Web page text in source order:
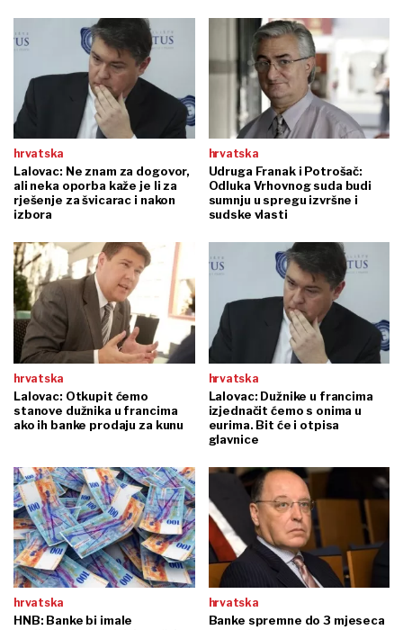
hrvatska
Lalovac: Ne znam za dogovor,
ali neka oporba kaže je li za
rješenje za švicarac i nakon
izbora
hrvatska
Udruga Franak i Potrošač:
Odluka Vrhovnog suda budi
sumnju u spregu izvršne i
sudske vlasti
hrvatska
Lalovac: Otkupit ćemo
stanove dužnika u francima
ako ih banke prodaju za kunu
hrvatska
Lalovac: Dužnike u francima
izjednačit ćemo s onima u
eurima. Bit će i otpisa
glavnice
hrvatska
HNB: Banke bi imale
hrvatska
Banke spremne do 3 mjeseca